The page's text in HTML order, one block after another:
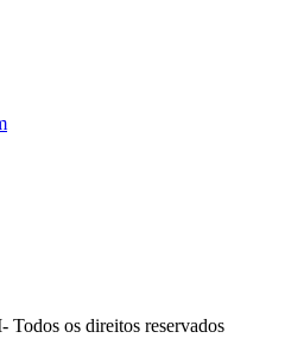
os direitos reservados